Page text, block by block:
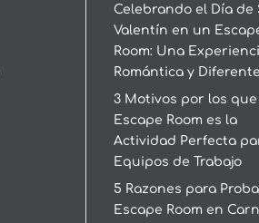
Celebrando el Día de
Valentín en un
Room: Una
Romántica y Diferente
3 Motivos por los
Escape Room es la
Actividad Perfecta
Equipos de Trabajo
5 Razones para
Escape Room en